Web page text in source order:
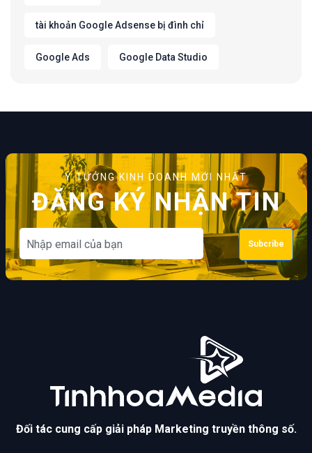
tài khoản Google Adsense bị đình chỉ
Google Ads Google Data Studio
Ý TƯỞNG KINH DOANH MỚI NHẤT
ĐĂNG KÝ NHẬN TIN
Subcribe
Đối tác cung cấp giải pháp Marketing truyền thông số.